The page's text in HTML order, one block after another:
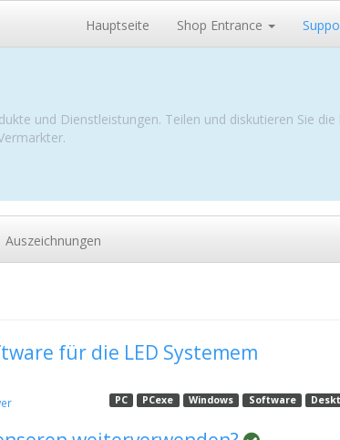
Hauptseite Shop Entrance
und Dienstleistungen. Teilen und diskutieren Sie
Auszeichnungen
für die LED Systemem
Software
Windows
PCexe
PC